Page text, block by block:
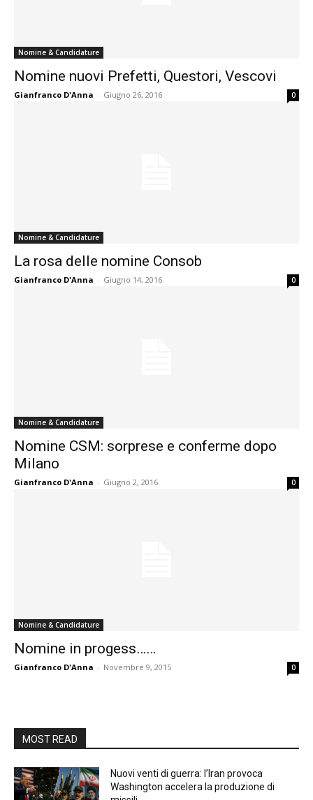
Nomine & Candidature
Nomine nuovi Prefetti, Questori, Vescovi
Gianfranco D'Anna - Giugno 26, 2016 0
Nomine & Candidature
La rosa delle nomine Consob
Gianfranco D'Anna - Giugno 14, 2016 0
Nomine & Candidature
Nomine CSM: sorprese e conferme dopo
Milano
Gianfranco D'Anna - Giugno 2, 2016 0
Nomine & Candidature
Nomine in progess……
Gianfranco D'Anna - Novembre 9, 2015 0
MOST READ
Nuovi venti di guerra: l’Iran provoca
Washington accelera la produzione di